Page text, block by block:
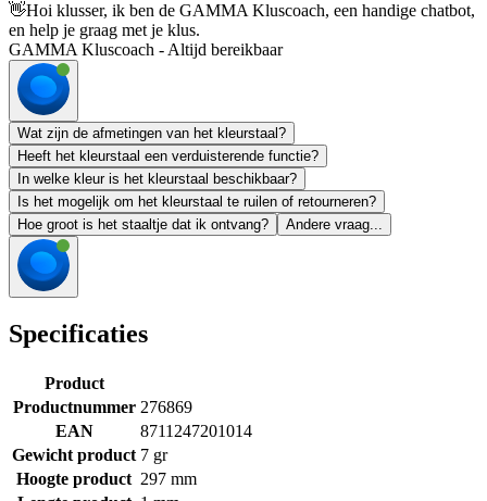
👋Hoi klusser, ik ben de GAMMA Kluscoach, een handige chatbot,
en help je graag met je klus.
GAMMA Kluscoach - Altijd bereikbaar
Wat zijn de afmetingen van het kleurstaal?
Heeft het kleurstaal een verduisterende functie?
In welke kleur is het kleurstaal beschikbaar?
Is het mogelijk om het kleurstaal te ruilen of retourneren?
Hoe groot is het staaltje dat ik ontvang?
Andere vraag...
Specificaties
Product
Productnummer 276869
EAN
8711247201014
Gewicht product 7 gr
Hoogte product 297 mm